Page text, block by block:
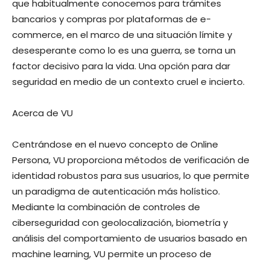
que habitualmente conocemos para trámites
bancarios y compras por plataformas de e-
commerce, en el marco de una situación límite y
desesperante como lo es una guerra, se torna un
factor decisivo para la vida. Una opción para dar
seguridad en medio de un contexto cruel e incierto.
Acerca de VU
Centrándose en el nuevo concepto de Online
Persona, VU proporciona métodos de verificación de
identidad robustos para sus usuarios, lo que permite
un paradigma de autenticación más holístico.
Mediante la combinación de controles de
ciberseguridad con geolocalización, biometría y
análisis del comportamiento de usuarios basado en
machine learning, VU permite un proceso de